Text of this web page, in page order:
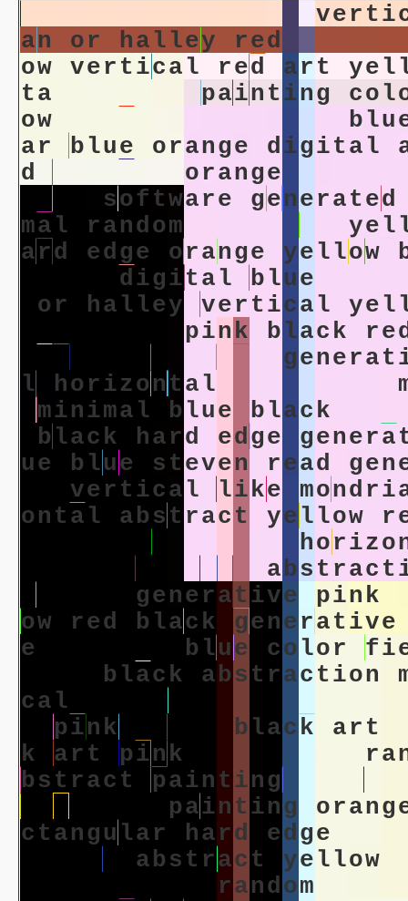
ver ti
an or ha l ley red
ow ver tical red ar t yel
ta pain ting col
ow blu
ar blue orange digital
d
orange
sof tware generated
ma l random yel
a rd ed ge o range yellow
digital blue
o r ha l ley ver tical yel
pin k b lac k re
generat
l
ho rizo n t al
minima l b lue blac k
b lac k ha rd edge genera
ue b lue s t even read gen
ve r t ical like mond ri
o n t a l ab s t rac t yellow r
horizo
abs t rac t
ge ne rat ive pin k
ow red b lac k ge ne rative
e
b lue color fi
b lac k ab s t rac tion
ca l
pin k b lac k ar t
k
a r t pin k ra
b s t rac t pain t in g
pain t ing orang
c t an g u la r ha rd edge
ab s t rac t yellow
random